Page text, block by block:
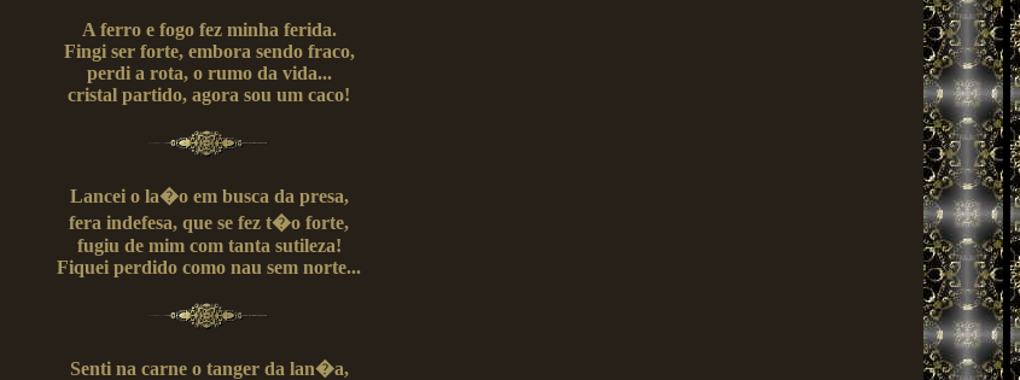
A ferro e fogo fez minha ferida.
Fingi ser forte, embora sendo fraco,
perdi a rota, o rumo da vida...
cristal partido, agora sou um caco!
Lancei o la�o em busca da presa,
fera indefesa, que se fez t�o forte,
fugiu de mim com tanta sutileza!
Fiquei perdido como nau sem norte...
Senti na carne o tanger da lan�a,